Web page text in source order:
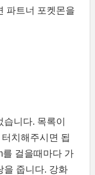
파트너 포켓몬을
니다. 목록이
치해주시면 됩
를 걸을때마다 가
을 줍니다. 강화